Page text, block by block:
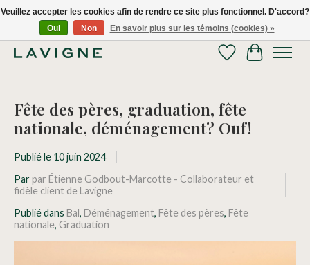
Nous livrons tous les jours dans le Grand Montréal! 514.521.0118
Liste de souhaits
Panier
Fête des pères, graduation, fête
nationale, déménagement? Ouf!
Publié le 10 juin 2024
Parpar Étienne Godbout-Marcotte - Collaborateur et
fidèle client de Lavigne
Publié dans Bal, Déménagement, Fête des pères, Fête
nationale, Graduation
Veuillez accepter les cookies afin de rendre ce site plus fonctionnel. D'accord?
Oui
Non En savoir plus sur les témoins (cookies) »